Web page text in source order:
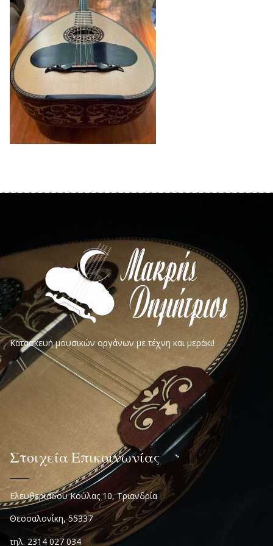
Κατασκευή μουσικών οργάνων με τέχνη και μεράκι!
Στοιχεία Επικοινωνίας
Ελευθεριάδου Κούλας 10, Τριανδρία
Θεσσαλονίκη, 55337
τηλ. 2314 027 034